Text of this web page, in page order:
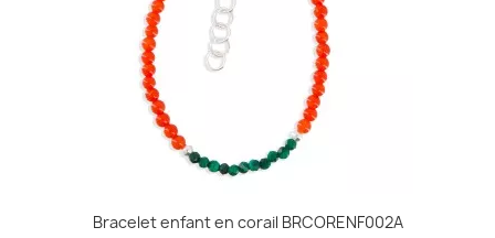
Bracelet enfant en corail BRCORENF002A